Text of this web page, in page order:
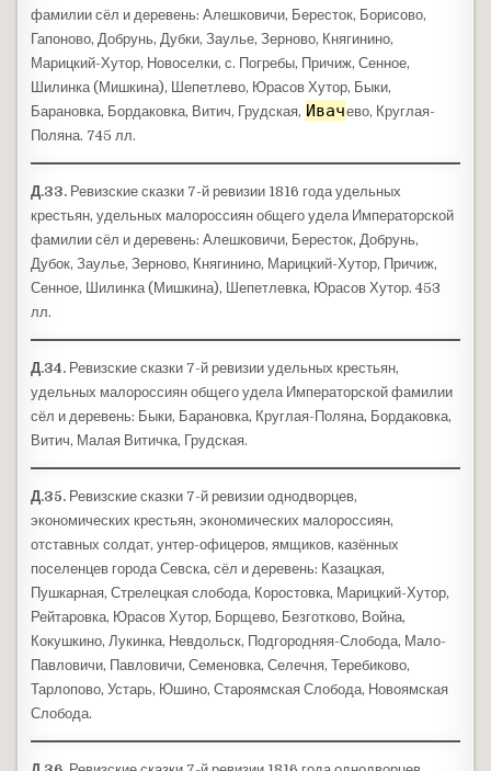
фамилии сёл и деревень: Алешковичи, Бересток, Борисово,
Гапоново, Добрунь, Дубки, Заулье, Зерново, Княгинино,
Марицкий-Хутор, Новоселки, с. Погребы, Причиж, Сенное,
Шилинка (Мишкина), Шепетлево, Юрасов Хутор, Быки,
Барановка, Бордаковка, Витич, Грудская, Ивачево, Круглая-
Поляна. 745 лл.
Д.33. Ревизские сказки 7-й ревизии 1816 года удельных
крестьян, удельных малороссиян общего удела Императорской
фамилии сёл и деревень: Алешковичи, Бересток, Добрунь,
Дубок, Заулье, Зерново, Княгинино, Марицкий-Хутор, Причиж,
Сенное, Шилинка (Мишкина), Шепетлевка, Юрасов Хутор. 453
лл.
Д.34. Ревизские сказки 7-й ревизии удельных крестьян,
удельных малороссиян общего удела Императорской фамилии
сёл и деревень: Быки, Барановка, Круглая-Поляна, Бордаковка,
Витич, Малая Витичка, Грудская.
Д.35. Ревизские сказки 7-й ревизии однодворцев,
экономических крестьян, экономических малороссиян,
отставных солдат, унтер-офицеров, ямщиков, казённых
поселенцев города Севска, сёл и деревень: Казацкая,
Пушкарная, Стрелецкая слобода, Коростовка, Марицкий-Хутор,
Рейтаровка, Юрасов Хутор, Борщево, Безготково, Война,
Кокушкино, Лукинка, Невдольск, Подгородняя-Слобода, Мало-
Павловичи, Павловичи, Семеновка, Селечня, Теребиково,
Тарлопово, Устарь, Юшино, Староямская Слобода, Новоямская
Слобода.